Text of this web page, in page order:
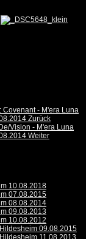
Covenant - M'era Luna
Zurück
Vision - M'era Luna
Weiter
10.08.2018
07.08.2015
08.08.2014
09.08.2013
10.08.2012
09.08.2015